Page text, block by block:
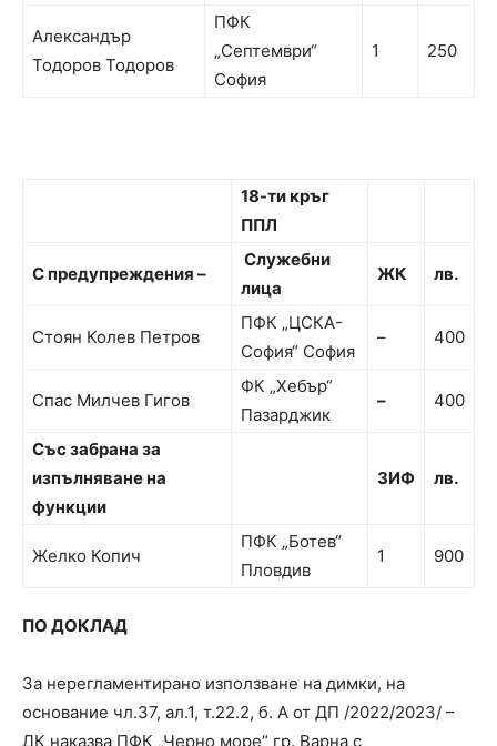
Александър
Тодоров Тодоров
ПФК
„Септември“
София
1 250
18-ти кръг
ППЛ
С предупреждения –
Служебни
лица
ЖК лв.
Стоян Колев Петров
ПФК „ЦСКА-
София“ София
– 400
Спас Милчев Гигов
ФК „Хебър“
Пазарджик
– 400
Със забрана за
изпълняване на
функции
ЗИФ лв.
Желко Копич
ПФК „Ботев“
Пловдив
1 900
ПО ДОКЛАД
За нерегламентирано използване на димки, на
основание чл.37, ал.1, т.22.2, б. А от ДП /2022/2023/ –
ДК наказва ПФК „Черно море“ гр. Варна с